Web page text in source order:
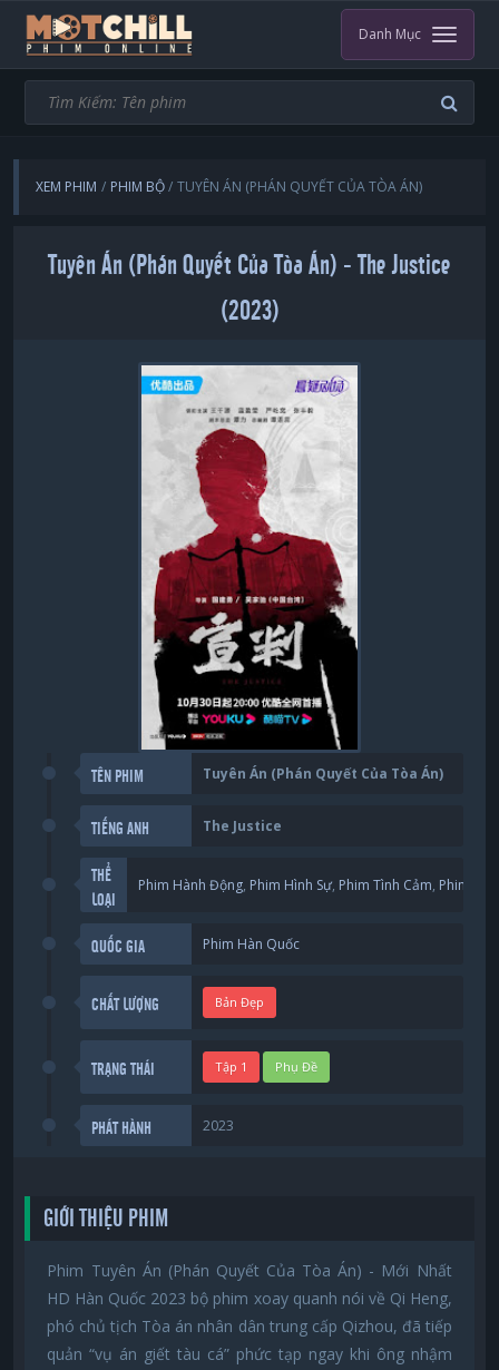
Danh Mục
XEM PHIM PHIM BỘ TUYÊN ÁN (PHÁN QUYẾT CỦA TÒA ÁN)
Tuyên Án (Phán Quyết Của Tòa Án) - The Justice
(2023)
TÊN PHIM Tuyên Án (Phán Quyết Của Tòa Án)
TIẾNG ANH The Justice
THỂ
LOẠI
Phim Hành Động, Phim Hình Sự, Phim Tình Cảm, Phim
QUỐC GIA Phim Hàn Quốc
CHẤT LƯỢNG Bản Đẹp
TRẠNG THÁI Tập 1 Phụ Đề
PHÁT HÀNH 2023
GIỚI THIỆU PHIM
Phim Tuyên Án (Phán Quyết Của Tòa Án) - Mới Nhất
HD Hàn Quốc 2023 bộ phim xoay quanh nói về Qi Heng,
phó chủ tịch Tòa án nhân dân trung cấp Qizhou, đã tiếp
quản “vụ án giết tàu cá” phức tạp ngay khi ông nhậm